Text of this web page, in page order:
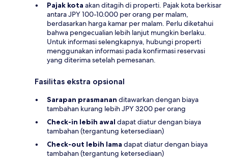
Pajak kota akan ditagih di properti. Pajak kota berkisar
antara JPY 100-10.000 per orang per malam,
berdasarkan harga kamar per malam. Perlu diketahui
bahwa pengecualian lebih lanjut mungkin berlaku.
Untuk informasi selengkapnya, hubungi properti
menggunakan informasi pada konfirmasi reservasi
yang diterima setelah pemesanan.
Fasilitas ekstra opsional
Sarapan prasmanan ditawarkan dengan biaya
tambahan kurang lebih JPY 3200 per orang
Check-in lebih awal dapat diatur dengan biaya
tambahan (tergantung ketersediaan)
Check-out lebih lama dapat diatur dengan biaya
tambahan (tergantung ketersediaan)